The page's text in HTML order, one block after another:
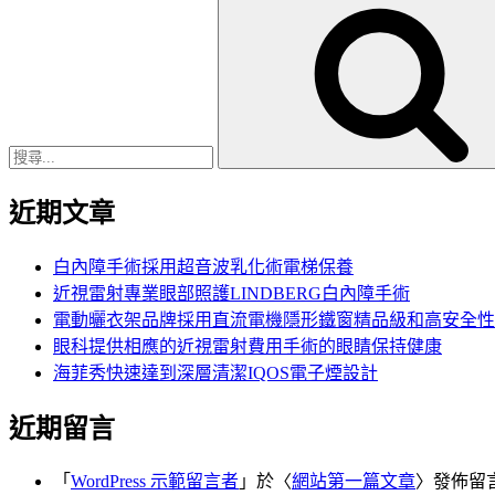
近期文章
白內障手術採用超音波乳化術電梯保養
近視雷射專業眼部照護LINDBERG白內障手術
電動曬衣架品牌採用直流電機隱形鐵窗精品級和高安全性
眼科提供相應的近視雷射費用手術的眼睛保持健康
海菲秀快速達到深層清潔IQOS電子煙設計
近期留言
「 WordPress 示範留言者 」於〈網站第一篇文章〉發佈留